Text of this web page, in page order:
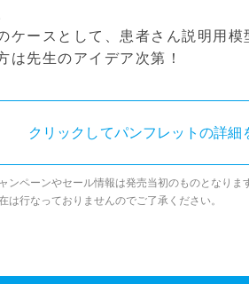
ケースとして、患者さん説明用模
は先生のアイデア次第！
クリックしてパンフレットの詳細
ンペーンやセール情報は発売当初のものとなります
は行なっておりませんのでご了承ください。